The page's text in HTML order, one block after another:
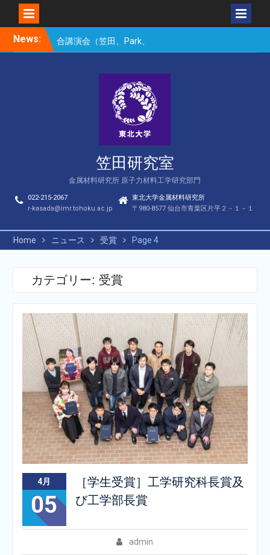
News:
楽しい理科のはなし（仙台
市立松森小学校）
合講演会若手優秀発表賞
第16回核融合エネルギー連
合講演会（笠田、Park、
Geng、長谷川、宮岸、山
村、Lee、He、Bae）
笠田研究室
金属材料研究所 原子力材料工学研究部門
022-215-2067
r-kasada@imr.tohoku.ac.jp
東北大学金属材料研究所
〒980-8577 仙台市青葉区片平２－１－１
Home ニュース 受賞 Page 4
カテゴリー: 受賞
4月
05
［学生受賞］工学研究科長賞及
び工学部長賞
admin